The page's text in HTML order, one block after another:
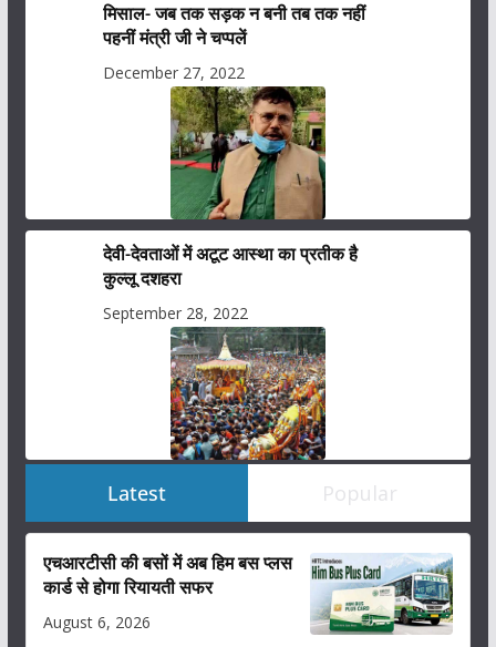
मिसाल- जब तक सड़क न बनी तब तक नहीं
पहनीं मंत्री जी ने चप्पलें
December 27, 2022
देवी-देवताओं में अटूट आस्था का प्रतीक है
कुल्लू दशहरा
September 28, 2022
Latest Popular
एचआरटीसी की बसों में अब हिम बस प्लस
कार्ड से होगा रियायती सफर
August 6, 2026